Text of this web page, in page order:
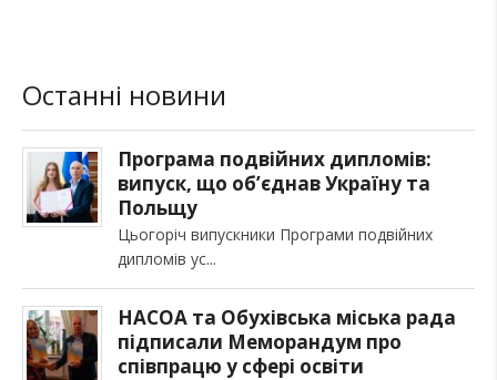
Останні новини
Програма подвійних дипломів:
випуск, що об’єднав Україну та
Польщу
Цьогоріч випускники Програми подвійних
дипломів ус
НАСОА та Обухівська міська рада
підписали Меморандум про
співпрацю у сфері освіти